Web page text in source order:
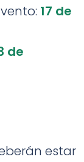
17 de
de
estar